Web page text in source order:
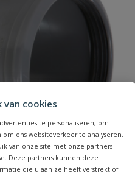
van cookies
te personaliseren, om
ons websiteverkeer te analyseren.
van onze site met onze partners
Deze partners kunnen deze
die u aan ze heeft verstrekt of